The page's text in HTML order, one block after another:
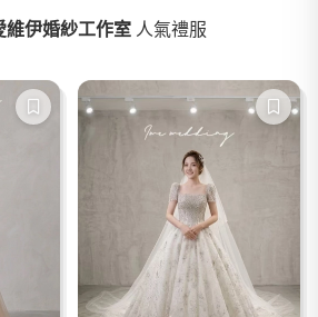
維伊婚紗工作室 人氣禮服